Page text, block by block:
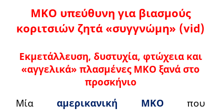
ΜΚΟ υπεύθυνη για βιασμούς
κοριτσιών ζητά «συγγνώμη» (vid)
Εκμετάλλευση, δυστυχία, φτώχεια και
«αγγελικά» πλασμένες ΜΚΟ ξανά στο
προσκήνιο
Μίααμερικανική ΜΚΟ που